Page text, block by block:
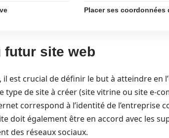
Placer ses coordonnées
futur site web
il est crucial de définir le but à atteindre en
de site à créer (site vitrine ou site e-
correspond à l’identité de l’entreprise
doit également être en accord avec les
des réseaux sociaux.